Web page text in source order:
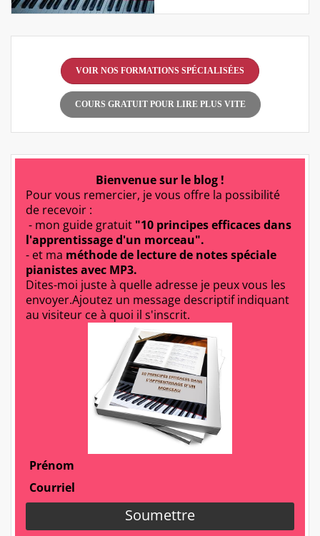
VOIR NOS FORMATIONS SPÉCIALISÉES
COURS GRATUIT POUR LIRE PLUS VITE